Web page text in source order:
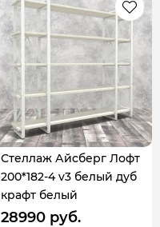
Стеллаж Айсберг Лофт
200*182-4 v3 белый дуб
крафт белый
28990 руб.